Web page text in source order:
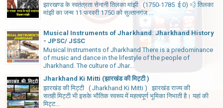
झारखण्ड के स्वतंत्रता सेनानी तिलका मांझी (1750-1785 ई 0) 💨 तिलका
मांझी का जन्म 11 फरवरी 1750 को सुल्तानगंज ...
Musical Instruments of Jharkhand: Jharkhand History
- JPSC/ JSSC
Musical Instruments of Jharkhand There is a predominance
of music and dance in the lifestyle of the people of
Jharkhand. The culture of Jhar...
Jharkhand Ki Mitti (झारखंड की मिट्टी )
झारखंड की मिट्टी ( Jharkhand Ki Mitti ) झारखंड राज्य की
सतही मिट्टी भी इसके भौतिक स्वरूप में महत्वपूर्ण भूमिका निभाती है। यहां की
मिट्ट...